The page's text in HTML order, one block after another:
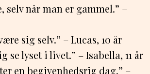
selv når man er gammel.” –
sig selv.” – Lucas, 10 år
se lyset i livet.” – Isabella, 11 år
en begivenhedsrig dag.” –